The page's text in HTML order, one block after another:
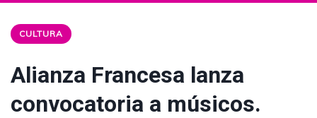
CULTURA
Alianza Francesa lanza
convocatoria a músicos.